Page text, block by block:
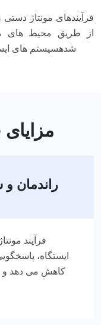
فرآیندهای مونتاژ دستی
شدهسیستم های
راندمان
فرآیند
ایستگاه،
کاهش می دهد و